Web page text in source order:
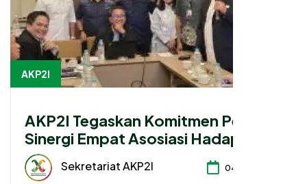
AKP2I
AKP2I Tegaskan Komitmen Perkuat
Sinergi Empat Asosiasi Hadapi
Perubahan Regulasi Konsultan
PajakSekretariat AKP2I 04-08-2026